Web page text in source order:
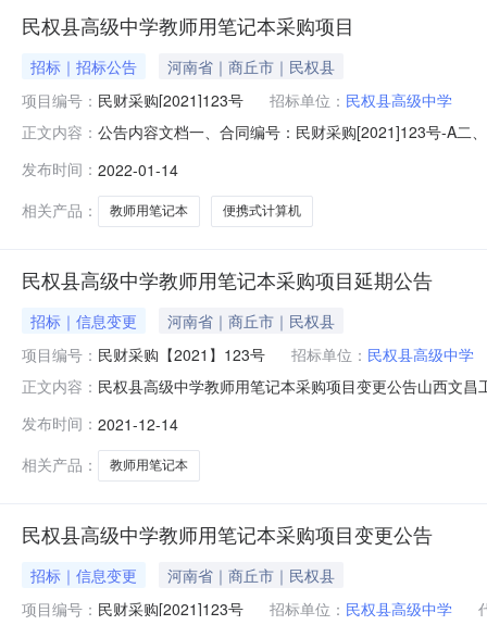
民权县高级中学教师用笔记本采购项目
招标｜招标公告
河南省｜商丘市｜民权县
项目编号： 民财采购[2021]123号 招标单位： 民权县高级中学
正文内容： 公告内容文档一、合同编号：民财采购[2021]123号-A二
公司企业规模：地址：郑州市金水区农科路38号5号楼
发布时间： 2022-01-14
相关产品：
教师用笔记本 便携式计算机
民权县高级中学教师用笔记本采购项目延期公告
招标｜信息变更
河南省｜商丘市｜民权县
项目编号： 民财采购【2021】123号 招标单位： 民权县高级中学
正文内容： 民权县高级中学教师用笔记本采购项目变更公告山西文
四、原公告发布日期及媒体：原招标公告于2021年11月
招标公告及招标文件
发布时间： 2021-12-14
相关产品：
教师用笔记本
民权县高级中学教师用笔记本采购项目变更公告
招标｜信息变更
河南省｜商丘市｜民权县
项目编号： 民财采购[2021]123号 招标单位： 民权县高级中学